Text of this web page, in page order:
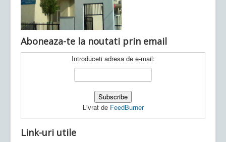
Aboneaza-te la noutati prin email
Introduceti adresa de e-mail:
Livrat de FeedBurner
Link-uri utile